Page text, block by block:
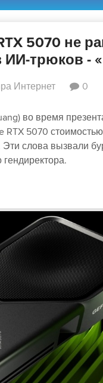
5070 не
ИИ-трюков -
Интернет 0
во время
RTX 5070
Эти слова вызвали